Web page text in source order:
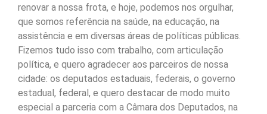
renovar a nossa frota, e hoje, podemos nos orgulhar,
que somos referência na saúde, na educação, na
assistência e em diversas áreas de políticas públicas.
Fizemos tudo isso com trabalho, com articulação
política, e quero agradecer aos parceiros de nossa
cidade: os deputados estaduais, federais, o governo
estadual, federal, e quero destacar de modo muito
especial a parceria com a Câmara dos Deputados, na